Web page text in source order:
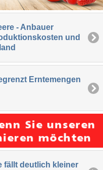
- Anbauer
und
Erntemengen
fällt deutlich kleiner